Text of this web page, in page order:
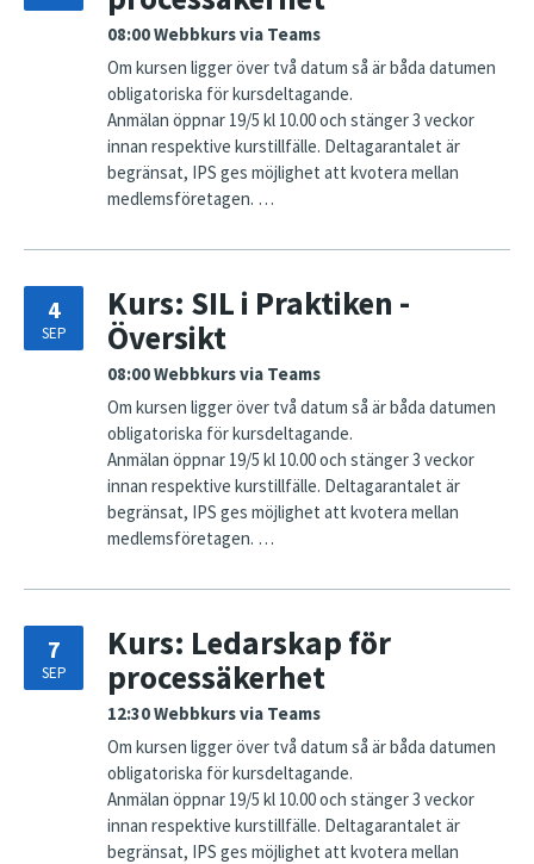
08:00Webbkurs via Teams
Om kursen ligger över två datum så är båda datumen
obligatoriska för kursdeltagande.
Anmälan öppnar 19/5 kl 10.00 och stänger 3 veckor
innan respektive kurstillfälle. Deltagarantalet är
begränsat, IPS ges möjlighet att kvotera mellan
medlemsföretagen. …
4
SEP
Kurs: SIL i Praktiken -
Översikt
08:00Webbkurs via Teams
Om kursen ligger över två datum så är båda datumen
obligatoriska för kursdeltagande.
Anmälan öppnar 19/5 kl 10.00 och stänger 3 veckor
innan respektive kurstillfälle. Deltagarantalet är
begränsat, IPS ges möjlighet att kvotera mellan
medlemsföretagen. …
7
SEP
Kurs: Ledarskap för
processäkerhet
12:30Webbkurs via Teams
Om kursen ligger över två datum så är båda datumen
obligatoriska för kursdeltagande.
Anmälan öppnar 19/5 kl 10.00 och stänger 3 veckor
innan respektive kurstillfälle. Deltagarantalet är
begränsat, IPS ges möjlighet att kvotera mellan